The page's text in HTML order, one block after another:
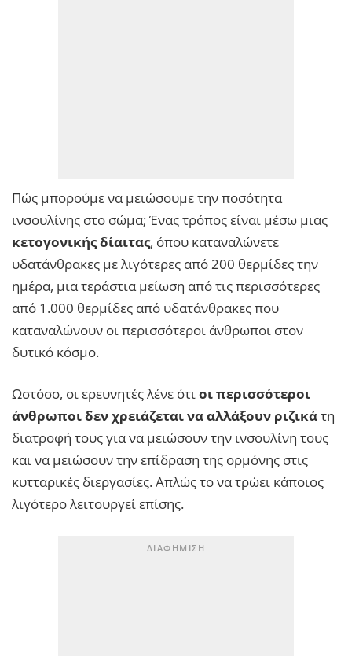
Πώς μπορούμε να μειώσουμε την ποσότητα
ινσουλίνης στο σώμα; Ένας τρόπος είναι μέσω μιας
κετογονικής δίαιτας, όπου καταναλώνετε
υδατάνθρακες με λιγότερες από 200 θερμίδες την
ημέρα, μια τεράστια μείωση από τις περισσότερες
από 1.000 θερμίδες από υδατάνθρακες που
καταναλώνουν οι περισσότεροι άνθρωποι στον
δυτικό κόσμο.
Ωστόσο, οι ερευνητές λένε ότιοι περισσότεροι
άνθρωποι δεν χρειάζεται να αλλάξουν ριζικάτη
διατροφή τους για να μειώσουν την ινσουλίνη τους
και να μειώσουν την επίδραση της ορμόνης στις
κυτταρικές διεργασίες. Απλώς το να τρώει κάποιος
λιγότερο λειτουργεί επίσης.